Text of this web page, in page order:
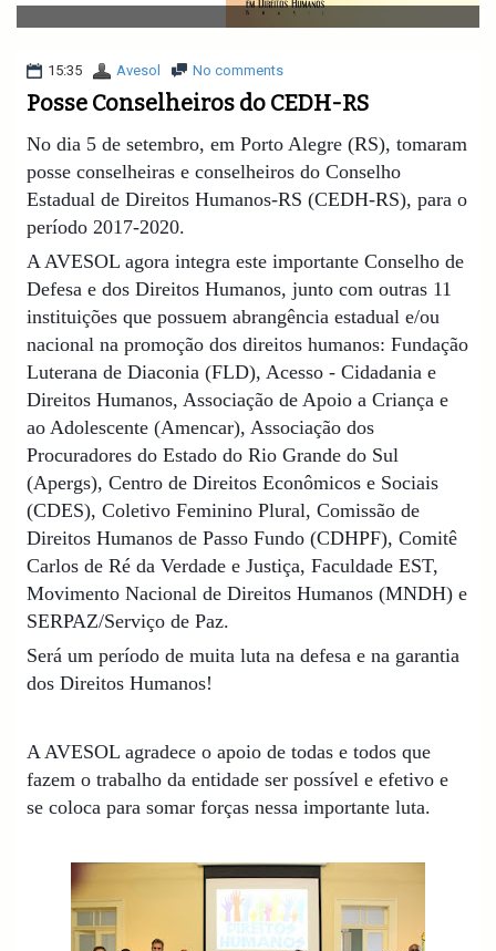
v
i
a
t
i
n
15:35 Avesol No comments
Posse Conselheiros do CEDH-RS
No dia 5 de setembro, em Porto Alegre (RS), tomaram
posse conselheiras e conselheiros do Conselho
Estadual de Direitos Humanos-RS (CEDH-RS), para o
período 2017-2020.
A AVESOL agora integra este importante Conselho de
Defesa e dos Direitos Humanos, junto com outras 11
instituições que possuem abrangência estadual e/ou
nacional na promoção dos direitos humanos: Fundação
Luterana de Diaconia (FLD), Acesso - Cidadania e
Direitos Humanos, Associação de Apoio a Criança e
ao Adolescente (Amencar), Associação dos
Procuradores do Estado do Rio Grande do Sul
(Apergs), Centro de Direitos Econômicos e Sociais
(CDES), Coletivo Feminino Plural, Comissão de
Direitos Humanos de Passo Fundo (CDHPF), Comitê
Carlos de Ré da Verdade e Justiça, Faculdade EST,
Movimento Nacional de Direitos Humanos (MNDH) e
SERPAZ/Serviço de Paz.
Será um período de muita luta na defesa e na garantia
dos Direitos Humanos!
A AVESOL agradece o apoio de todas e todos que
fazem o trabalho da entidade ser possível e efetivo e
se coloca para somar forças nessa importante luta.